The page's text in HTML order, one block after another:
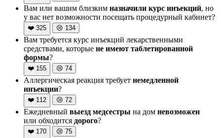
Вам или вашим близким назначили курс инъекций, но
у вас нет возможности посещать процедурный кабинет?
❤️ 325 😢 134
Вам требуется курс инъекций лекарственными
средствами, которые не имеют таблетированной
формы?
❤️ 155 😢 74
Аллергическая реакция требует немедленной
инъекции?
❤️ 112 😢 72
Ежедневный выезд медсестры на дом невозможен
или обходится дорого?
❤️ 170 😢 75